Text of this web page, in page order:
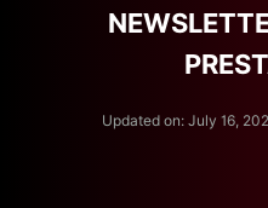
Updated on: July 16,